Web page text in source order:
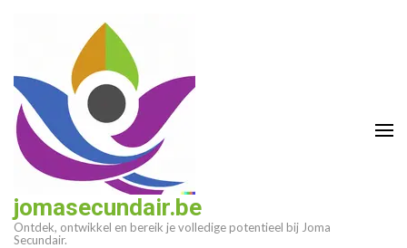
(druk
enter)
jomasecundair.be
Ontdek, ontwikkel en bereik je volledige potentieel bij Joma
Secundair.